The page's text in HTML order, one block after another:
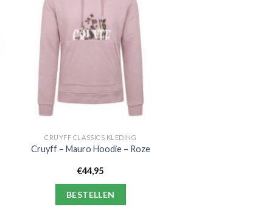
CRUYFF CLASSICS KLEDING
Cruyff – Mauro Hoodie – Roze
€44,95
BESTELLEN